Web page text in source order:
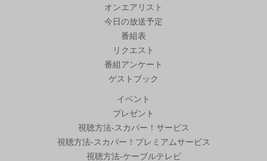
オンエアリスト
今日の放送予定
番組表
リクエスト
番組アンケート
ゲストブック
イベント
プレゼント
視聴方法-スカパー！サービス
視聴方法-スカパー！プレミアムサービス
視聴方法-ケーブルテレビ